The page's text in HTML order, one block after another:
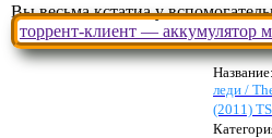
Вы весьма кстатиа у
торрент-клиент — аккумулятор
Название:
леди /
(2011) TS